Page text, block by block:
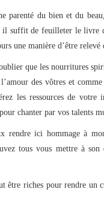
parenté du bien et du
il suffit de feuilleter le livre
une manière d’être
que les nourritures
des vôtres et
les ressources de
chanter par vos talents
rendre ici hommage à
tous vous mettre à
être riches pour rendre un